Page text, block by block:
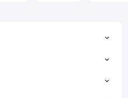
439мГц